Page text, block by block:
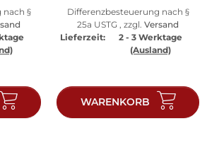
nach §
Differenzbesteuerung nach §
25a USTG , zzgl. Versand
Lieferzeit:
2 - 3 Werktage
(Ausland)
WARENKORB